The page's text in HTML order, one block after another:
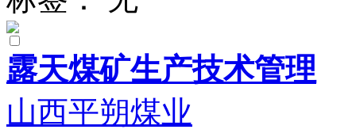
露天煤矿生产技术管理
山西平朔煤业